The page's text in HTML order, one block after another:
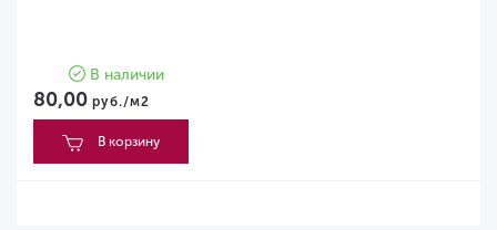
В наличии
80,00 руб./м2
В корзину